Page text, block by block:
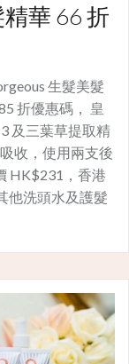
華 66 折
生髮美髮
折優惠碼， 皇
及三葉草提取精
收，使用兩支後
HK$231，香港
他洗頭水及護髮